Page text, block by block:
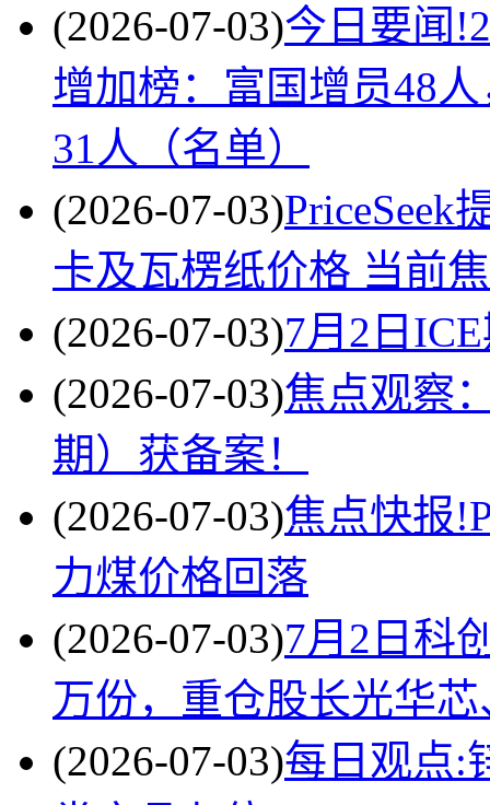
(2026-07-03)今日要闻
增加榜：富国增员48
31人（名单）
(2026-07-03)PriceSeek
卡及瓦楞纸价格 当前
(2026-07-03)7月2日
(2026-07-03)焦点观察
期）获备案！
(2026-07-03)焦点快报
力煤价格回落
(2026-07-03)7月2日科
万份，重仓股长光华
(2026-07-03)每日观点: